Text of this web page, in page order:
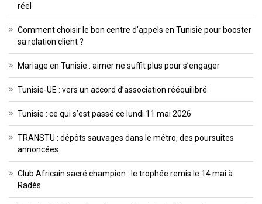
réel
Comment choisir le bon centre d’appels en Tunisie pour booster
sa relation client ?
Mariage en Tunisie : aimer ne suffit plus pour s’engager
Tunisie-UE : vers un accord d’association rééquilibré
Tunisie : ce qui s’est passé ce lundi 11 mai 2026
TRANSTU : dépôts sauvages dans le métro, des poursuites
annoncées
Club Africain sacré champion : le trophée remis le 14 mai à
Radès